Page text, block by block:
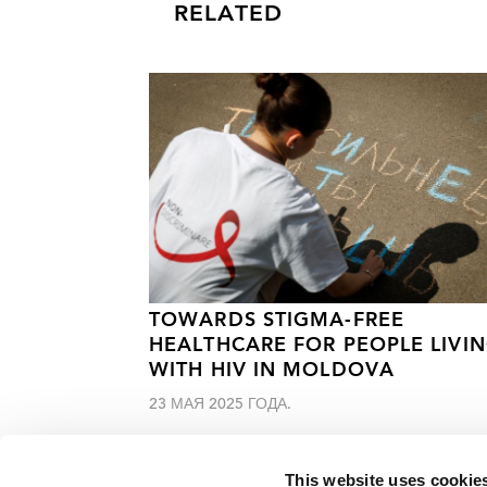
This website uses
RELATED
TOWARDS STIGMA-FREE
HEALTHCARE FOR PEOPLE
WITH HIV IN MOLDOVA
23 МАЯ 2025 ГОДА.